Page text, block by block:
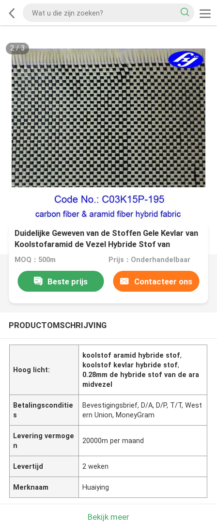
2/3
Duidelijke Geweven van de Stoffen Gele Kevlar van
Koolstofaramid de Vezel Hybride Stof van
Paragraaf Aramid
MOQ：500m Prijs：Onderhandelbaar
Beste prijs Contacteer ons
PRODUCTOMSCHRIJVING
Hoog licht:
koolstof aramid hybride stof,
koolstof kevlar hybride stof,
0.28mm de hybride stof van de ara
midvezel
Betalingsconditie
s
Bevestigingsbrief, D/A, D/P, T/T, West
ern Union, MoneyGram
Levering vermoge
n
20000m per maand
Levertijd 2 weken
Merknaam Huaiying
Bekijk meer